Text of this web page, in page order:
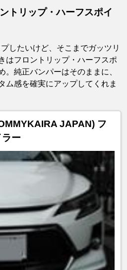
トリップ・ハーフスポイ
したいけど、そこまでガッツリ
はフロントリップ・ハーフスポ
。純正バンパーはそのままに、
ム感を確実にアップしてくれま
JAPAN) フ
ー